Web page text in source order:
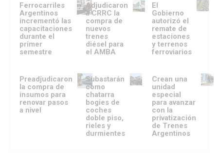
Ferrocarriles
Argentinos
incrementó las
capacitaciones
durante el
primer
semestre
Adjudicaron
a CRRC la
compra de
nuevos
trenes
diésel para
el AMBA
El
Gobierno
autorizó el
remate de
estaciones
y terrenos
ferroviarios
Preadjudicaron
la compra de
insumos para
renovar pasos
a nivel
Subastarán
como
chatarra
bogies de
coches
doble piso,
rieles y
durmientes
Crean una
unidad
especial
para avanzar
con la
privatización
de Trenes
Argentinos